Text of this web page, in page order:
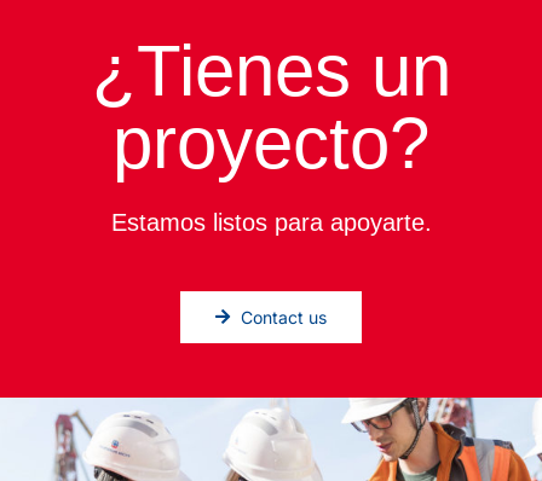
¿Tienes un
proyecto?
Estamos listos para apoyarte.
Contact us